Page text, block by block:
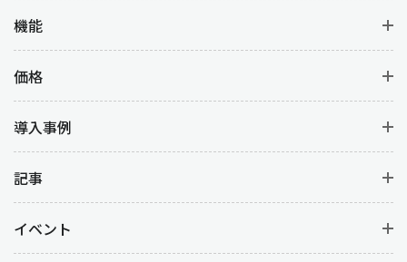
機能
価格
導入事例
記事
イベント